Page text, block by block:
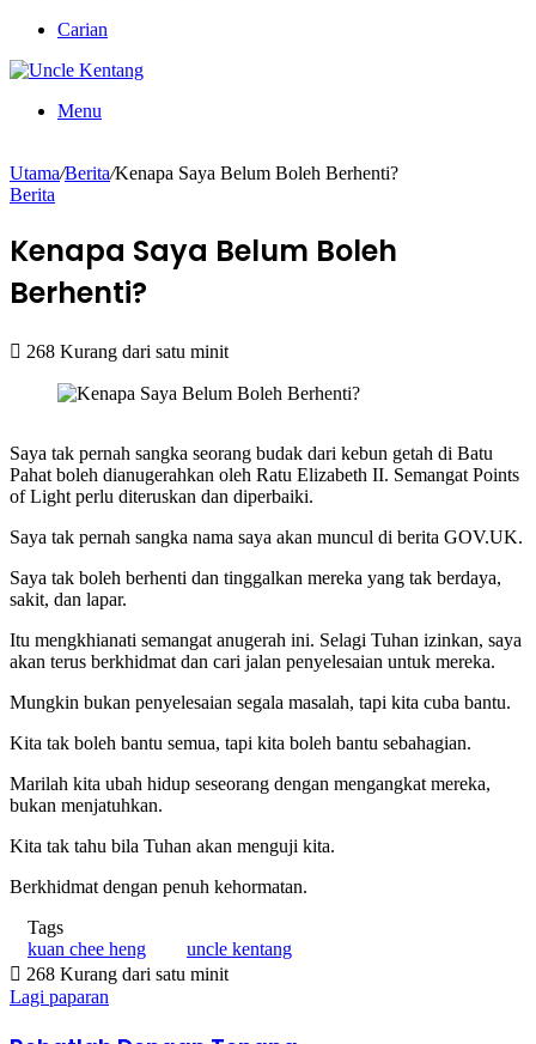
Carian
Menu
Utama/Berita/Kenapa Saya Belum Boleh Berhenti?
Berita
Kenapa Saya Belum Boleh
Berhenti?
268 Kurang dari satu minit
Saya tak pernah sangka seorang budak dari kebun getah di Batu
Pahat boleh dianugerahkan oleh Ratu Elizabeth II. Semangat Points
of Light perlu diteruskan dan diperbaiki.
Saya tak pernah sangka nama saya akan muncul di berita GOV.UK.
Saya tak boleh berhenti dan tinggalkan mereka yang tak berdaya,
sakit, dan lapar.
Itu mengkhianati semangat anugerah ini. Selagi Tuhan izinkan, saya
akan terus berkhidmat dan cari jalan penyelesaian untuk mereka.
Mungkin bukan penyelesaian segala masalah, tapi kita cuba bantu.
Kita tak boleh bantu semua, tapi kita boleh bantu sebahagian.
Marilah kita ubah hidup seseorang dengan mengangkat mereka,
bukan menjatuhkan.
Kita tak tahu bila Tuhan akan menguji kita.
Berkhidmat dengan penuh kehormatan.
Tags
kuan chee heng
uncle kentang
268 Kurang dari satu minit
Lagi paparan